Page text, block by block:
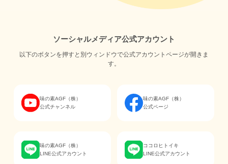
ソーシャルメディア公式アカウント
以下のボタンを押すと別ウィンドウで公式アカウントページが開きま
す。
味の素AGF（株）
公式チャンネル
味の素AGF（株）
公式ページ
味の素AGF（株）
LINE公式アカウント
ココロヒトイキ
LINE公式アカウント